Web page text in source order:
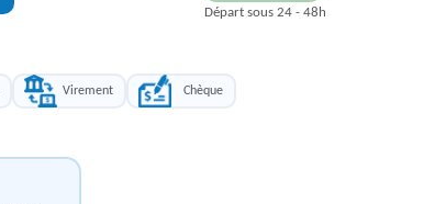
Départ sous 24 - 48h
Virement Chèque